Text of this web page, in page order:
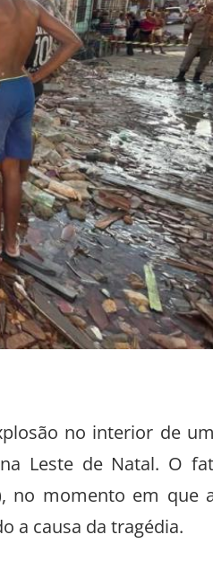
no interior de
Leste de Natal. O
no momento em que
a causa da tragédia.